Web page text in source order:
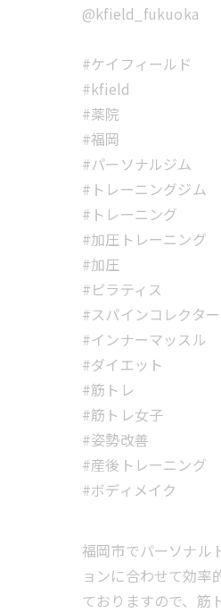
@kfield_fukuoka
#ケイフィールド
#kfield
#薬院
#福岡
#パーソナルジム
#トレーニングジム
#トレーニング
#加圧トレーニング
#加圧
#ピラティス
#スパインコレクター
#インナーマッスル
#ダイエット
#筋トレ
#筋トレ女子
#姿勢改善
#産後トレーニング
#ボディメイク
福岡市でパーソナル
ョンに合わせて効率
ておりますので、筋